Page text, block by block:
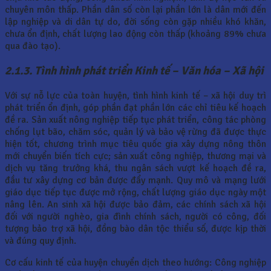
chuyên môn thấp. Phần dân số còn lại phần lớn là dân mới đến
lập nghiệp và di dân tự do, đời sống còn gặp nhiều khó khăn,
chưa ổn định, chất lượng lao động còn thấp (khoảng 89% chưa
qua đào tạo).
2.1.3. Tình hình phát triển Kinh tế – Văn hóa – Xã hội
Với sự nỗ lực của toàn huyện, tình hình kinh tế – xã hội duy trì
phát triển ổn định, góp phần đạt phần lớn các chỉ tiêu kế hoạch
đề ra. Sản xuất nông nghiệp tiếp tục phát triển, công tác phòng
chống lụt bão, chăm sóc, quản lý và bảo vệ rừng đã được thực
hiện tốt, chương trình mục tiêu quốc gia xây dựng nông thôn
mới chuyển biến tích cực; sản xuất công nghiệp, thương mại và
dịch vụ tăng trưởng khá, thu ngân sách vượt kế hoạch đề ra,
đầu tư xây dựng cơ bản được đẩy mạnh. Quy mô và mạng lưới
giáo dục tiếp tục được mở rộng, chất lượng giáo dục ngày một
nâng lên. An sinh xã hội được bảo đảm, các chính sách xã hội
đối với người nghèo, gia đình chính sách, người có công, đối
tượng bảo trợ xã hội, đồng bào dân tộc thiểu số, được kịp thời
và đúng quy định.
Cơ cấu kinh tế của huyện chuyển dịch theo hướng: Công nghiệp